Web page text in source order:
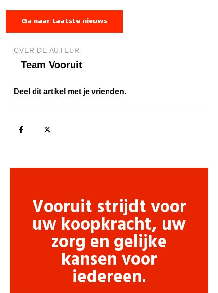
Ga naar Laatste nieuws
OVER DE AUTEUR
Team Vooruit
Deel dit artikel met je vrienden.
Vooruit strijdt voor
uw koopkracht, uw
zorg en gelijke
kansen voor
iedereen.